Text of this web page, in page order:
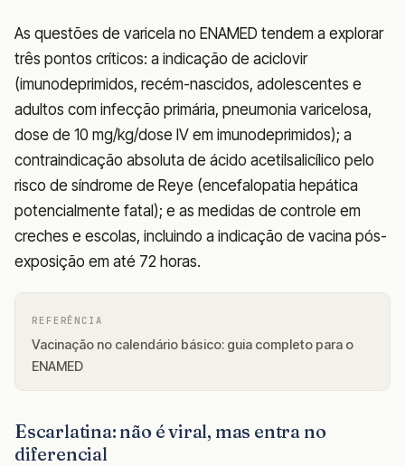
As questões de varicela no ENAMED tendem a explorar
três pontos críticos: a indicação de aciclovir
(imunodeprimidos, recém-nascidos, adolescentes e
adultos com infecção primária, pneumonia varicelosa,
dose de 10 mg/kg/dose IV em imunodeprimidos); a
contraindicação absoluta de ácido acetilsalicílico pelo
risco de síndrome de Reye (encefalopatia hepática
potencialmente fatal); e as medidas de controle em
creches e escolas, incluindo a indicação de vacina pós-
exposição em até 72 horas.
REFERÊNCIA
Vacinação no calendário básico: guia completo para o
ENAMED
Escarlatina: não é viral, mas entra no
diferencial